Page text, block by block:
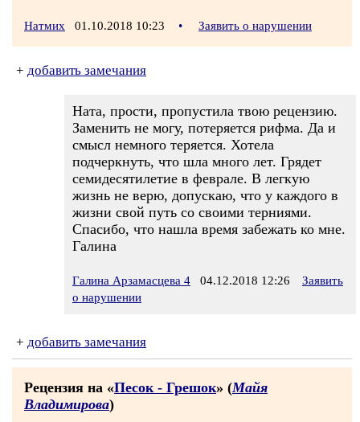
Натмих 01.10.2018 10:23 • Заявить о нарушении
+ добавить замечания
Ната, прости, пропустила твою рецензию.
Заменить не могу, потеряется рифма. Да и
смысл немного теряется. Хотела
подчеркнуть, что шла много лет. Грядет
семидесятилетие в феврале. В легкую
жизнь не верю, допускаю, что у каждого в
жизни свой путь со своими терниями.
Спасибо, что нашла время забежать ко мне.
Галина
Галина Арзамасцева 4 04.12.2018 12:26
Заявить
о нарушении
+ добавить замечания
Рецензия на «Песок - Грешок» (Майя
Владимирова)